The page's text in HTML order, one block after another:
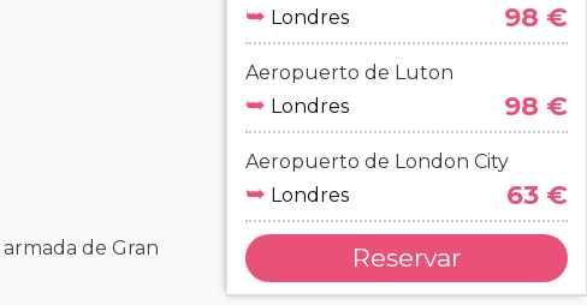
de Gran
➥ Londres 98 €
Aeropuerto de Luton
➥ Londres 98 €
Aeropuerto de London City
➥ Londres 63 €
Reservar